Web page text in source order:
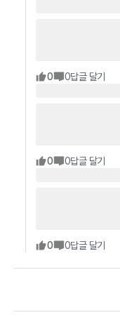
0 0답글 달기
0 0답글 달기
0 0답글 달기